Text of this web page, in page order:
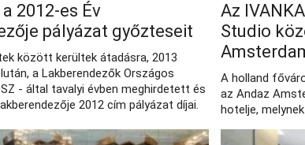
2012-es Év
pályázat győzteseit
között kerültek átadásra, 2013
a Lakberendezők Országos
- által tavalyi évben meghirdetett és
2012 cím pályázat díjai.
Az
Studio
A holland
az Andaz
hotelje,